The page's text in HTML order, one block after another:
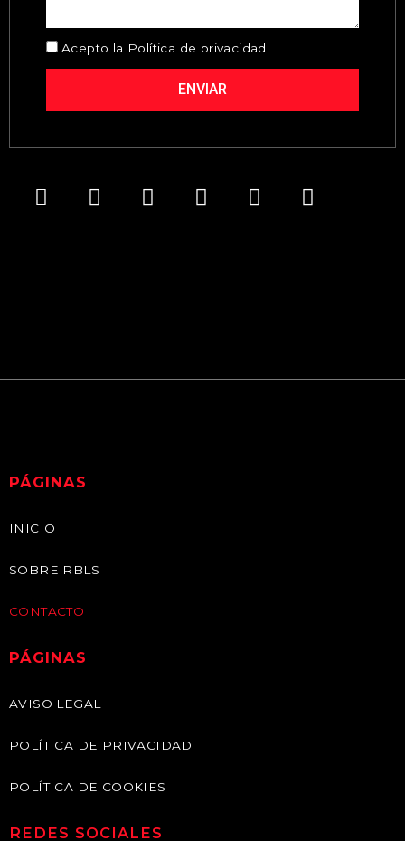
Acepto la Política de privacidad
ENVIAR
PÁGINAS
INICIO
SOBRE RBLS
CONTACTO
PÁGINAS
AVISO LEGAL
POLÍTICA DE PRIVACIDAD
POLÍTICA DE COOKIES
REDES SOCIALES